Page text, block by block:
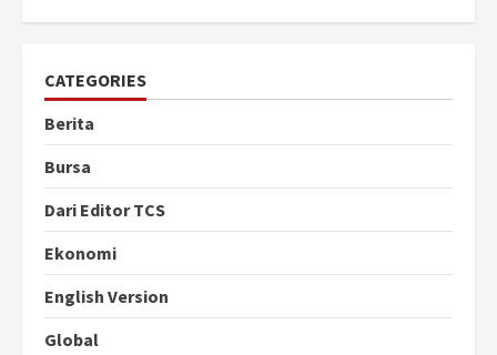
CATEGORIES
Berita
Bursa
Dari Editor TCS
Ekonomi
English Version
Global